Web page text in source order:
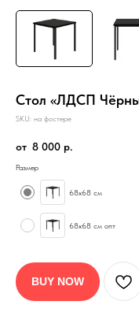
Стол «ЛДСП
SKU: на фостере
8 000 р.
Размер
68х68 см
68х68 см опт
BUY NOW